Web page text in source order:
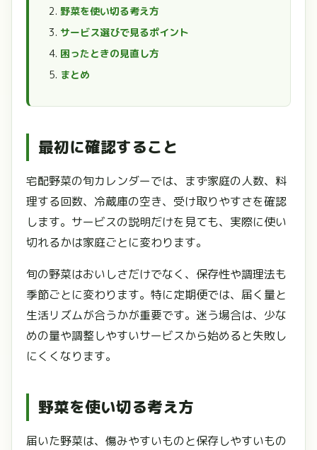
野菜を使い切る考え方
サービス選びで見るポイント
困ったときの見直し方
まとめ
最初に確認すること
宅配野菜の旬カレンダーでは、まず家庭の人数、料
理する回数、冷蔵庫の空き、受け取りやすさを確認
します。サービスの説明だけを見ても、実際に使い
切れるかは家庭ごとに変わります。
旬の野菜はおいしさだけでなく、保存性や調理法も
季節ごとに変わります。特に定期便では、届く量と
生活リズムが合うかが重要です。迷う場合は、少な
めの量や調整しやすいサービスから始めると失敗し
にくくなります。
野菜を使い切る考え方
届いた野菜は、傷みやすいものと保存しやすいもの